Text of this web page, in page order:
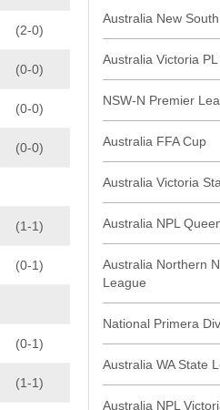
(2-0)
(0-0)
(0-0)
(0-0)
(1-1)
(0-1)
(0-1)
(1-1)
Australia New
Australia Victoria
NSW-N Premier
Australia FFA Cup
Australia Victoria
Australia NPL
Australia Northern
League
National Primera
Australia WA State
Australia NPL